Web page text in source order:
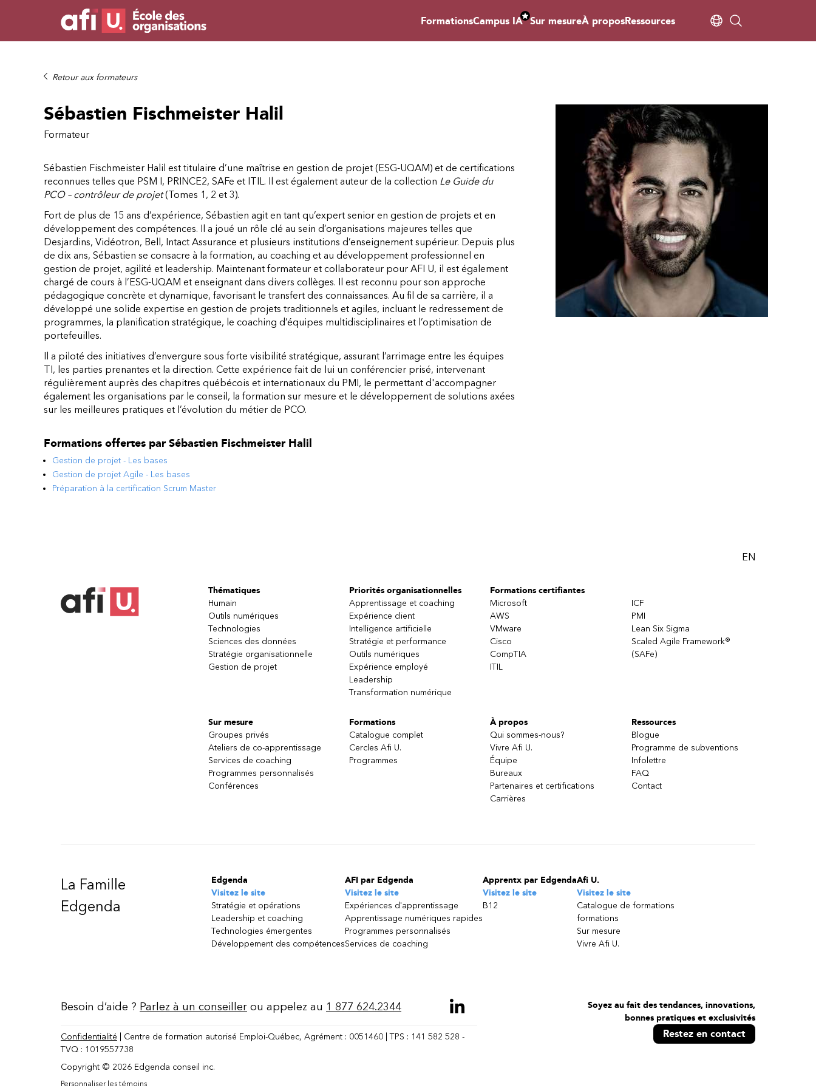
FormationsCampus IA Sur mesureÀ proposRessources
Retour aux formateurs
Sébastien Fischmeister Halil
Formateur
Sébastien Fischmeister Halil est titulaire d’une maîtrise en gestion de projet (ESG-UQAM) et de certifications
reconnues telles que PSM I, PRINCE2, SAFe et ITIL. Il est également auteur de la collection Le Guide du
PCO – contrôleur de projet(Tomes 1, 2 et 3).
Fort de plus de 15 ans d’expérience, Sébastien agit en tant qu’expert senior en gestion de projets et en
développement des compétences. Il a joué un rôle clé au sein d’organisations majeures telles que
Desjardins, Vidéotron, Bell, Intact Assurance et plusieurs institutions d’enseignement supérieur. Depuis plus
de dix ans, Sébastien se consacre à la formation, au coaching et au développement professionnel en
gestion de projet, agilité et leadership. Maintenant formateur et collaborateur pour AFI U, il est également
chargé de cours à l’ESG-UQAM et enseignant dans divers collèges. Il est reconnu pour son approche
pédagogique concrète et dynamique, favorisant le transfert des connaissances. Au fil de sa carrière, il a
développé une solide expertise en gestion de projets traditionnels et agiles, incluant le redressement de
programmes, la planification stratégique, le coaching d’équipes multidisciplinaires et l’optimisation de
portefeuilles.
Il a piloté des initiatives d’envergure sous forte visibilité stratégique, assurant l’arrimage entre les équipes
TI, les parties prenantes et la direction. Cette expérience fait de lui un conférencier prisé, intervenant
régulièrement auprès des chapitres québécois et internationaux du PMI, le permettant d'accompagner
également les organisations par le conseil, la formation sur mesure et le développement de solutions axées
sur les meilleures pratiques et l’évolution du métier de PCO.
Formations offertes par Sébastien Fischmeister Halil
Gestion de projet - Les bases
Gestion de projet Agile - Les bases
Préparation à la certification Scrum Master
EN
Thématiques
Humain
Outils numériques
Technologies
Sciences des données
Stratégie organisationnelle
Gestion de projet
Priorités organisationnelles
Apprentissage et coaching
Expérience client
Intelligence artificielle
Stratégie et performance
Outils numériques
Expérience employé
Leadership
Transformation numérique
Formations certifiantes
Microsoft
AWS
VMware
Cisco
CompTIA
ITIL
ICF
PMI
Lean Six Sigma
Scaled Agile Framework®
(SAFe)
Sur mesure
Groupes privés
Ateliers de co-apprentissage
Services de coaching
Programmes personnalisés
Conférences
Formations
Catalogue complet
Cercles Afi U.
Programmes
À propos
Qui sommes-nous?
Vivre Afi U.
Équipe
Bureaux
Partenaires et certifications
Carrières
Ressources
Blogue
Programme de subventions
Infolettre
FAQ
Contact
La Famille
Edgenda
Edgenda
Visitez le site
Stratégie et opérations
Leadership et coaching
Technologies émergentes
Développement des compétences
AFI par Edgenda
Visitez le site
Expériences d'apprentissage
Apprentissage numériques rapides
Programmes personnalisés
Services de coaching
Apprentx par Edgenda
Visitez le site
B12
Afi U.
Visitez le site
Catalogue de formations
formations
Sur mesure
Vivre Afi U.
Besoin d’aide ? Parlez à un conseiller ou appelez au 1 877 624.2344
Confidentialité | Centre de formation autorisé Emploi-Québec, Agrément : 0051460 | TPS : 141 582 528 -
TVQ : 1019557738
Copyright © 2026 Edgenda conseil inc.
Personnaliser les témoins
Soyez au fait des tendances, innovations,
bonnes pratiques et exclusivités
Restez en contact